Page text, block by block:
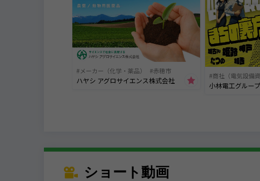
メーカー（化学・薬品） 赤穂市
ハヤシ アグロサイエンス株式会社 商社（電気設備資
小林電工グループ
ショート動画